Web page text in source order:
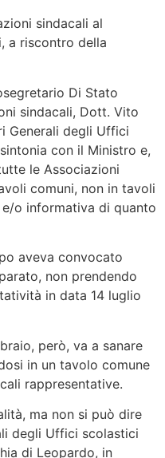
sindacali al
a riscontro della
Di Stato
sindacali, Dott. Vito
Generali degli Uffici
con il Ministro e,
le Associazioni
comuni, non in tavoli
o informativa di quanto
aveva convocato
non prendendo
in data 14 luglio
però, va a sanare
in un tavolo comune
rappresentative.
ma non si può dire
degli Uffici scolastici
di Leopardo, in